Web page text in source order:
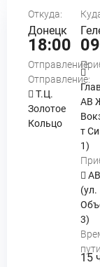
Откуда:
Донецк
18:00
Отправление:
Отправление:
Т.Ц.
Золотое
Кольцо
АВ
т
1)
(ул.
3)
15